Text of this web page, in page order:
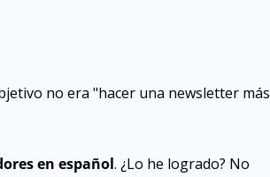
no era "hacer una newsletter más
en español. ¿Lo he logrado? No